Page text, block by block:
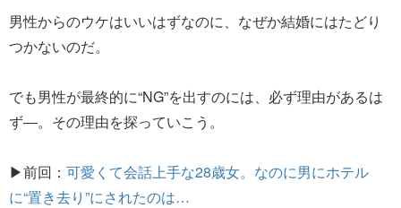
男性からのウケはいいはずなのに、なぜか結婚にはたどり
つかないのだ。
でも男性が最終的に“NG”を出すのには、必ず理由があるは
ず―。その理由を探っていこう。
▶前回： 可愛くて会話上手な28歳女。なのに男にホテル
に“置き去り”にされたのは…